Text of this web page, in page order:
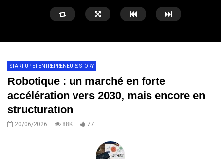
START UP ET ENTREPRENEURS STORY
Robotique : un marché en forte
accélération vers 2030, mais encore en
structuration
20/06/2026 88K 77